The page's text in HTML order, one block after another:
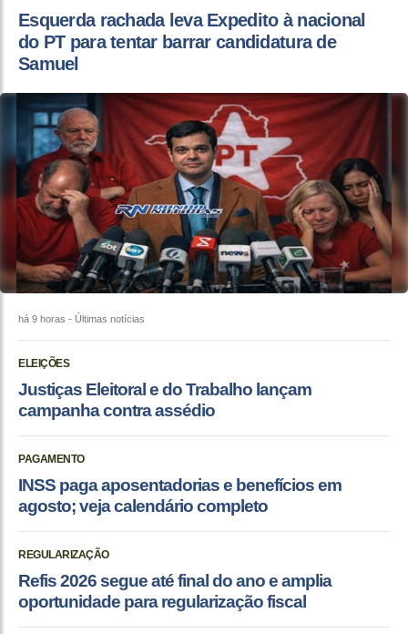
Esquerda rachada leva Expedito à nacional
do PT para tentar barrar candidatura de
Samuel
há 9 horas - Últimas notícias
ELEIÇÕES
Justiças Eleitoral e do Trabalho lançam
campanha contra assédio
PAGAMENTO
INSS paga aposentadorias e benefícios em
agosto; veja calendário completo
REGULARIZAÇÃO
Refis 2026 segue até final do ano e amplia
oportunidade para regularização fiscal